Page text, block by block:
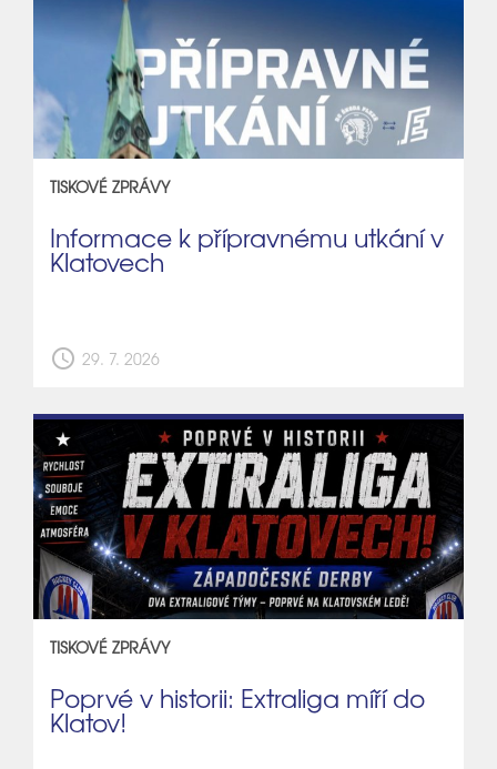
TISKOVÉ ZPRÁVY
Informace k přípravnému utkání v
Klatovech
schedule 29. 7. 2026
TISKOVÉ ZPRÁVY
Poprvé v historii: Extraliga míří do
Klatov!